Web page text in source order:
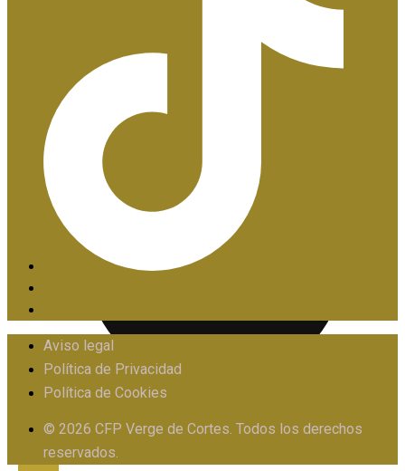
X
Aviso legal
Política de Privacidad
Política de Cookies
© 2026 CFP Verge de Cortes. Todos los derechos
reservados.